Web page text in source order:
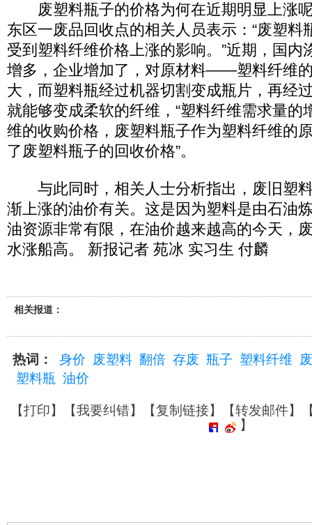
废塑料瓶子的价格为何在近期明显上涨
东区一废品回收点的相关人员表示：“废塑料
受到塑料纤维价格上涨的影响。”近期，国内
增多，企业增加了，对原材料——塑料纤维
大，而塑料瓶经过机器切割变成瓶片，再经
就能够变成柔软的纤维，“塑料纤维需求量的
维的收购价格，废塑料瓶子作为塑料纤维的
了废塑料瓶子的回收价格”。
与此同时，相关人士分析指出，废旧塑
渐上涨的油价有关。这是因为塑料是由石油
油资源非常有限，在油价越来越高的今天，
水涨船高。 新报记者 苑冰 实习生 付麟
相关报道：
热词： 身价 废塑料 翻倍 存废 瓶子 塑料纤维
塑料瓶 油价
【打印】【我要纠错】【复制链接】【转发邮件】
】